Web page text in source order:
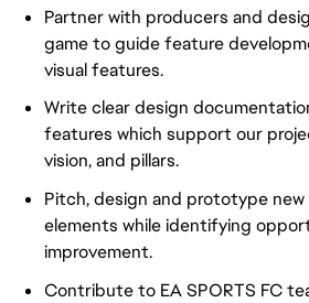
Partner with producers and
game to guide feature
visual features.
Write clear design
features which support our
vision, and pillars.
Pitch, design and prototype new
elements while identifying
improvement.
Contribute to EA SPORTS FC